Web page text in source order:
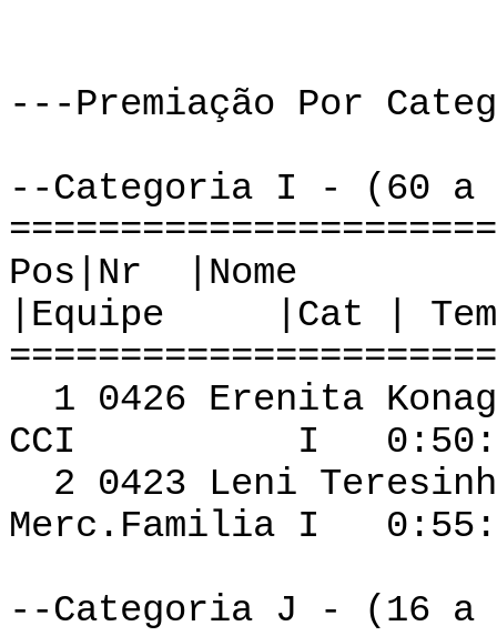
---Premiação Por
--Categoria I - (60 a
Pos|Nr
|Equipe |Cat |
1 0426
CCI I 0:50:37
2 0423 Leni
Merc.Familia I
--Categoria J - (16 a